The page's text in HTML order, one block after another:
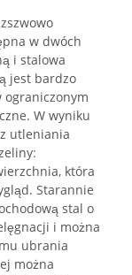
w dwóch
i stalowa
jest bardzo
ograniczonym
W wyniku
utleniania
która
Starannie
stal o
i można
ubrania
można